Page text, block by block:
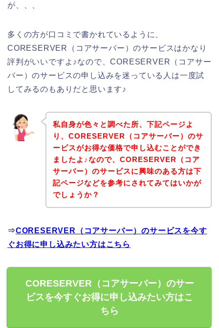
が、、、
多くの方が口コミで書かれているように、
CORESERVER（コアサーバー）のサービスはかなり
評判がいいですよ♪なので、CORESERVER（コアサー
バー）のサービスの申し込みを迷っている人は一度試
してみるのもありだと思います♪
私自身が色々と調べた所、下記ページよ
り、CORESERVER（コアサーバー）のサ
ービスがお得な価格で申し込むことができ
ましたよ♪なので、CORESERVER（コア
サーバー）のサービスに興味のある方は下
記ページなどを参考にされてみてはいかが
でしょうか？
⇒CORESERVER（コアサーバー）のサービスを今す
ぐお得に申し込みたい方はこちら
CORESERVER（コアサーバー）のサー
ビスを今すぐお得に申し込みたい方はこ
ちら